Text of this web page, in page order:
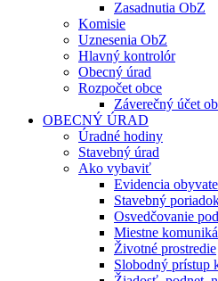
Zasadnutia ObZ
Komisie
Uznesenia ObZ
Hlavný kontrolór
Obecný úrad
Rozpočet obce
Záverečný účet
OBECNÝ ÚRAD
Úradné hodiny
Stavebný úrad
Ako vybaviť
Evidencia
Stavebný
Osvedčovanie
Miestne
Životné prostredie
Slobodný prístup